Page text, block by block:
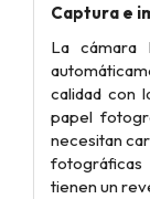
Captura e
La cámara
calidad con
papel
necesitan
tienen un